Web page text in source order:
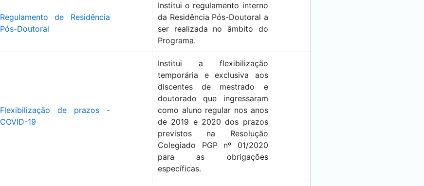
Regulamento de Residência
Pós-Doutoral
Institui o regulamento interno
da Residência Pós-Doutoral a
ser realizada no âmbito do
Programa.
Flexibilização de prazos -
COVID-19
Institui a flexibilização
temporária e exclusiva aos
discentes de mestrado e
doutorado que ingressaram
como aluno regular nos anos
de 2019 e 2020 dos prazos
previstos na Resolução
Colegiado PGP nº 01/2020
para as obrigações
específicas.